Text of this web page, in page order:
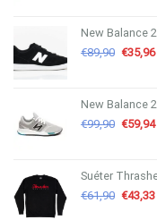
New Balance
€89,90 €35,96
New Balance
€99,90 €59,94
Suéter
€61,90 €43,33